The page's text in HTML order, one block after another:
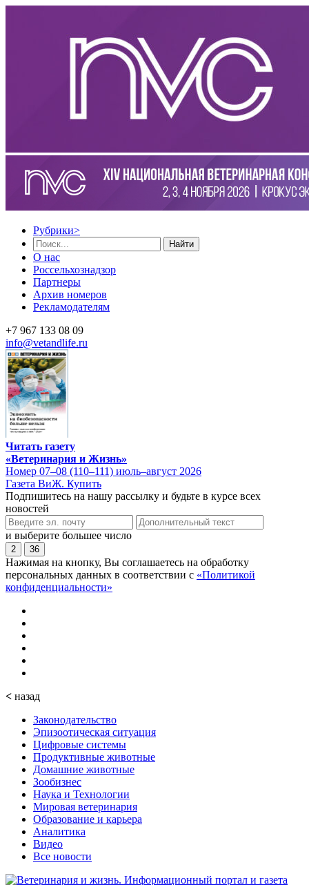
Рубрики>
Найти
О нас
Россельхознадзор
Партнеры
Архив номеров
Рекламодателям
+7 967 133 08 09
info@vetandlife.ru
Читать газету
«Ветеринария и Жизнь»
Номер 07–08 (110–111) июль–август 2026
Газета ВиЖ. Купить
Подпишитесь на нашу рассылку и будьте в курсе всех
новостей
и выберите большее число
2 36
Нажимая на кнопку, Вы соглашаетесь на обработку
персональных данных в соответствии с «Политикой
конфиденциальности»
< назад
Законодательство
Эпизоотическая ситуация
Цифровые системы
Продуктивные животные
Домашние животные
Зообизнес
Наука и Технологии
Мировая ветеринария
Образование и карьера
Аналитика
Видео
Все новости